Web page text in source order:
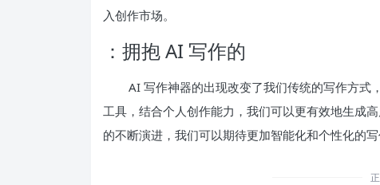
入创作市场。
：拥抱 AI 写作的
AI 写作神器的出现改变了我们传统的写作方式
工具，结合个人创作能力，我们可以更有效地生成
的不断演进，我们可以期待更加智能化和个性化的写